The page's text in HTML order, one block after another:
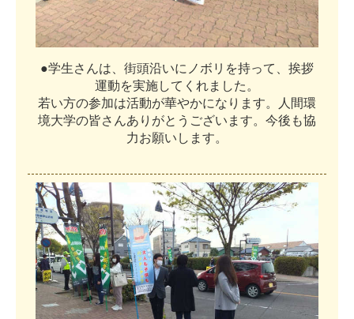
●学生さ んは 街頭沿いに ノ ボ リ を持って 挨拶
運動を実施して く れま した 。
若い方の参加は活動が華やかにな り ま す。 人 間環
境大学の皆さ んあ り がと う ござい ま す。 今後 も協
力お願い し ま す。